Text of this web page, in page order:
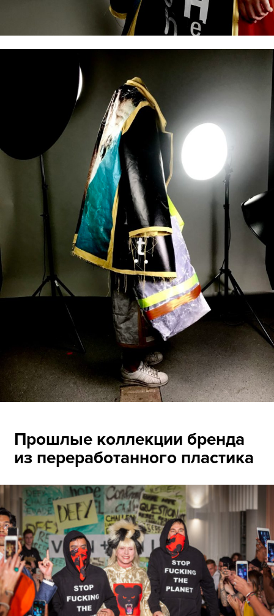
Прошлые коллекции бренда
из переработанного пластика